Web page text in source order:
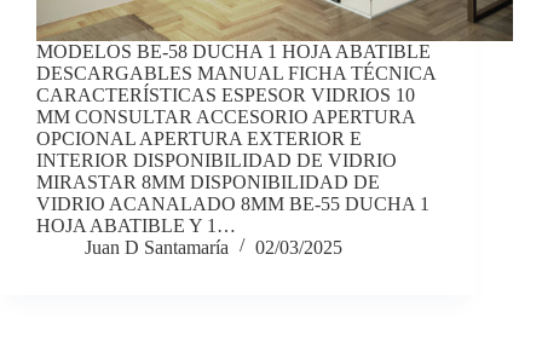
MODELOS BE-58 DUCHA 1 HOJA ABATIBLE
DESCARGABLES MANUAL FICHA TÉCNICA
CARACTERÍSTICAS ESPESOR VIDRIOS 10
MM CONSULTAR ACCESORIO APERTURA
OPCIONAL APERTURA EXTERIOR E
INTERIOR DISPONIBILIDAD DE VIDRIO
MIRASTAR 8MM DISPONIBILIDAD DE
VIDRIO ACANALADO 8MM BE-55 DUCHA 1
HOJA ABATIBLE Y 1…
Juan D Santamaría
02/03/2025